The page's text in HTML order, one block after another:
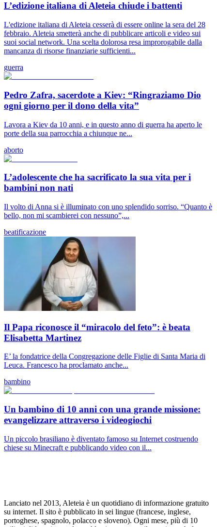
L’edizione italiana di Aleteia chiude i battenti
L'edizione italiana di Aleteia cesserà di essere online la sera del 28
febbraio. Aleteia smetterà anche di pubblicare articoli e video sui
suoi social network. Una scelta dolorosa resa improrogabile dalla
mancanza di risorse finanziarie sufficienti...
guerra
Pedro Zafra, sacerdote a Kiev: “Ringraziamo Dio
ogni giorno per il dono della vita”
Lavora a Kiev da 10 anni, e in questo anno di guerra ha aperto le
porte della sua parrocchia a chiunque ne...
aborto
L’adolescente che ha sacrificato la sua vita per i
bambini non nati
Il volto di Anna si è illuminato con uno splendido sorriso. “Quanto è
bello, non mi scambierei con nessuno”,...
beatificazione
Il Papa riconosce il “miracolo del feto”: è beata
Elisabetta Martinez
E’ la fondatrice della Congregazione delle Figlie di Santa Maria di
Leuca. Francesco ha proclamato anche...
bambino
Un bambino di 10 anni con una grande missione:
evangelizzare attraverso i videogiochi
Un piccolo brasiliano è diventato famoso su Internet costruendo
chiese su Minecraft e pubblicando video con il...
Lanciato nel 2013, Aleteia è un quotidiano di informazione gratuito
su internet. Il sito è pubblicato in sei lingue (francese, inglese,
portoghese, spagnolo, polacco e sloveno). Ogni mese, più di 10